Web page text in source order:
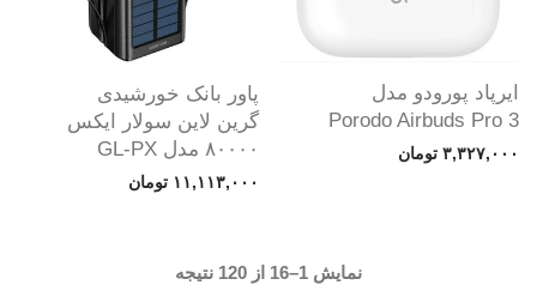
ایرپاد پورودو مدل
Porodo Airbuds Pro 3
۳,۳۲۷,۰۰۰ تومان
پاور بانک خورشیدی
گرین لاین سولار ایکس
۸۰۰۰۰ مدل GL-PX
۱۱,۱۱۳,۰۰۰ تومان
نمایش 1–16 از 120 نتیجه